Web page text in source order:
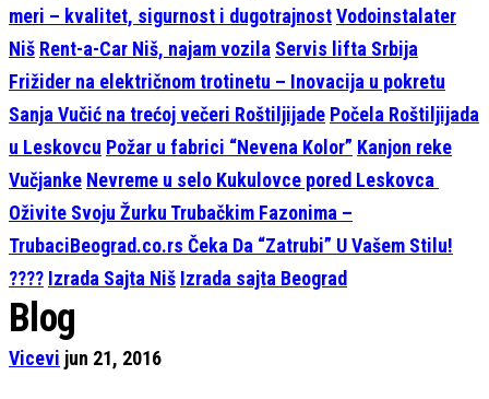
meri – kvalitet, sigurnost i dugotrajnostVodoinstalater
Niš Rent-a-Car Niš, najam vozila Servis lifta Srbija
Frižider na električnom trotinetu – Inovacija u pokretu
Sanja Vučić na trećoj večeri Roštiljijade Počela Roštiljijada
u Leskovcu Požar u fabrici “Nevena Kolor” Kanjon reke
Vučjanke Nevreme u selo Kukulovce pored Leskovca
Oživite Svoju Žurku Trubačkim Fazonima –
TrubaciBeograd.co.rs Čeka Da “Zatrubi” U Vašem Stilu!
???? Izrada Sajta Niš Izrada sajta Beograd
Blog
Vicevi jun 21, 2016